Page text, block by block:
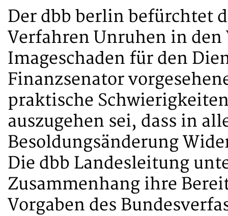
Der dbb berlin befürchtet
Verfahren Unruhen in
Imageschaden für den
Finanzsenator
praktische
auszugehen sei, dass in
Besoldungsänderung
Die dbb Landesleitung
Zusammenhang ihre
Vorgaben des